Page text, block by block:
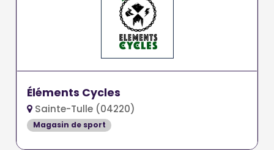
Éléments Cycles
Sainte-Tulle (04220)
Magasin de sport